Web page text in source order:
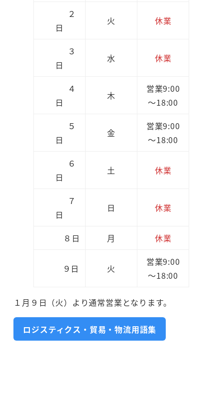
２
日
火 休業
３
日
水 休業
４
日
木
営業9:00
～18:00
５
日
金
営業9:00
～18:00
６
日
土 休業
７
日
日 休業
８日 月 休業
９日 火
営業9:00
～18:00
１月９日（火）より通常営業となります。
ロジスティクス・貿易・物流用語集